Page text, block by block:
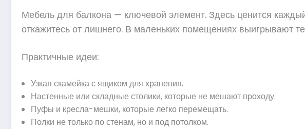
Мебель для балкона — ключевой элемент. Здесь ценится
откажитесь от лишнего. В маленьких помещениях выигрывают
Практичные идеи:
Узкая скамейка с ящиком для хранения.
Настенные или складные столики, которые не мешают проходу.
Пуфы и кресла-мешки, которые легко перемещать.
Полки не только по стенам, но и под потолком.